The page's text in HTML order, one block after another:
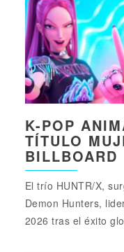
K-POP
TÍTULO
BILLBOARD
El trío HUNTR/X,
Demon Hunters,
2026 tras el éxito